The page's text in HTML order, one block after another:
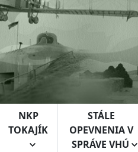
NKP
TOKAJÍK
STÁLE
OPEVNENIA V
SPRÁVE VHÚ